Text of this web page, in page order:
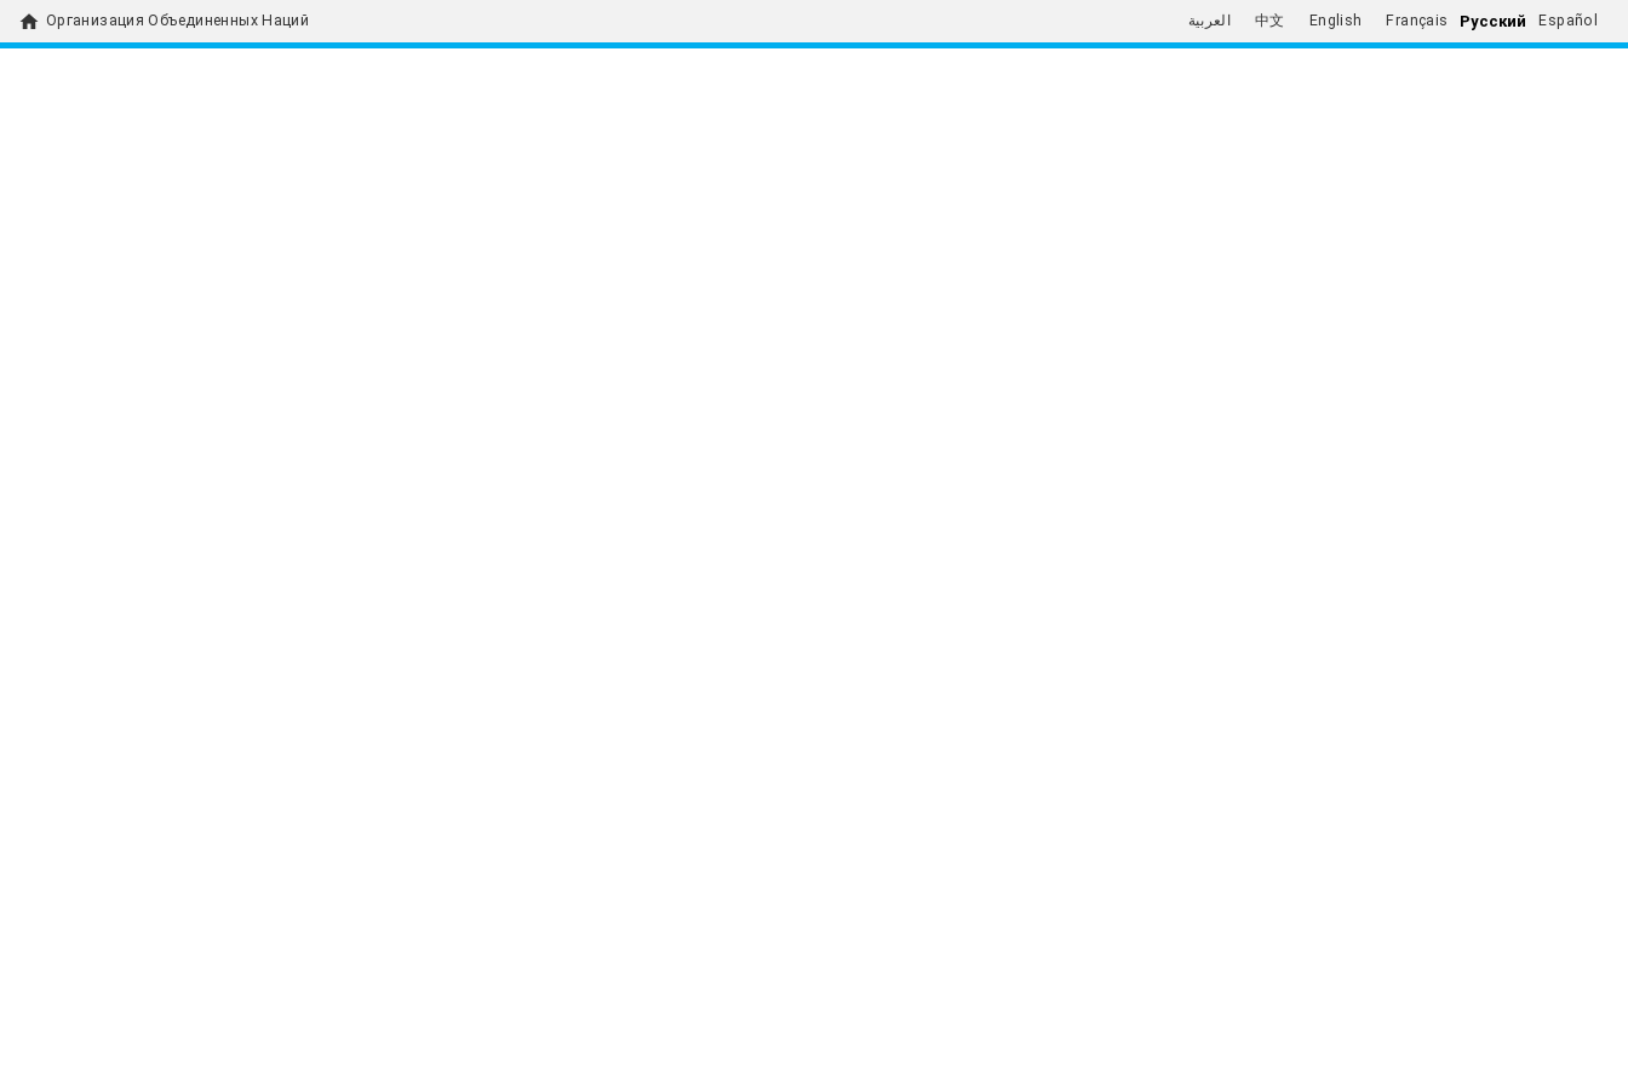
home Организация Объединенных Наций العربية 中文 English Français Русский Español